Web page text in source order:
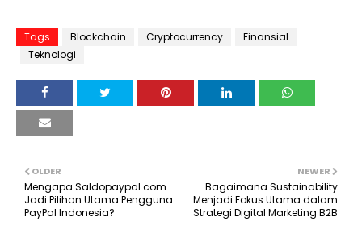
Tags Blockchain Cryptocurrency
Finansial
Teknologi
NEWER
Bagaimana Sustainability
Menjadi Fokus Utama dalam
Strategi Digital Marketing B2B
OLDER
Mengapa Saldopaypal.com
Jadi Pilihan Utama Pengguna
PayPal Indonesia?